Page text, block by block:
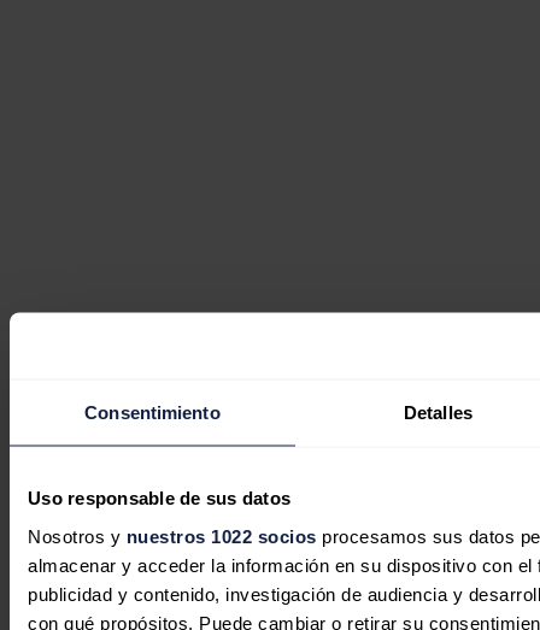
Consentimiento Detalles
Uso responsable de sus datos
Nosotros y nuestros 1022 socios procesamos sus datos
almacenar y acceder la información en su dispositivo con
publicidad y contenido, investigación de audiencia y
con qué propósitos. Puede cambiar o retirar su